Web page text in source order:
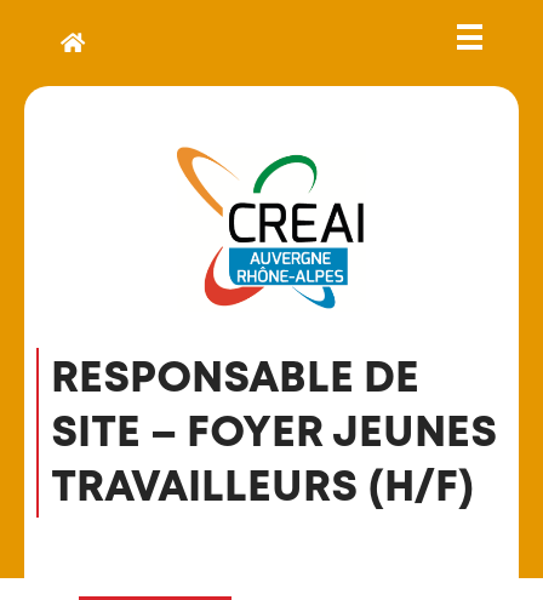
RESPONSABLE DE
SITE – FOYER JEUNES
TRAVAILLEURS (H/F)